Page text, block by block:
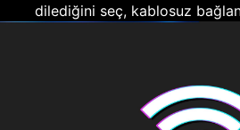
dilediğini seç, kablosuz